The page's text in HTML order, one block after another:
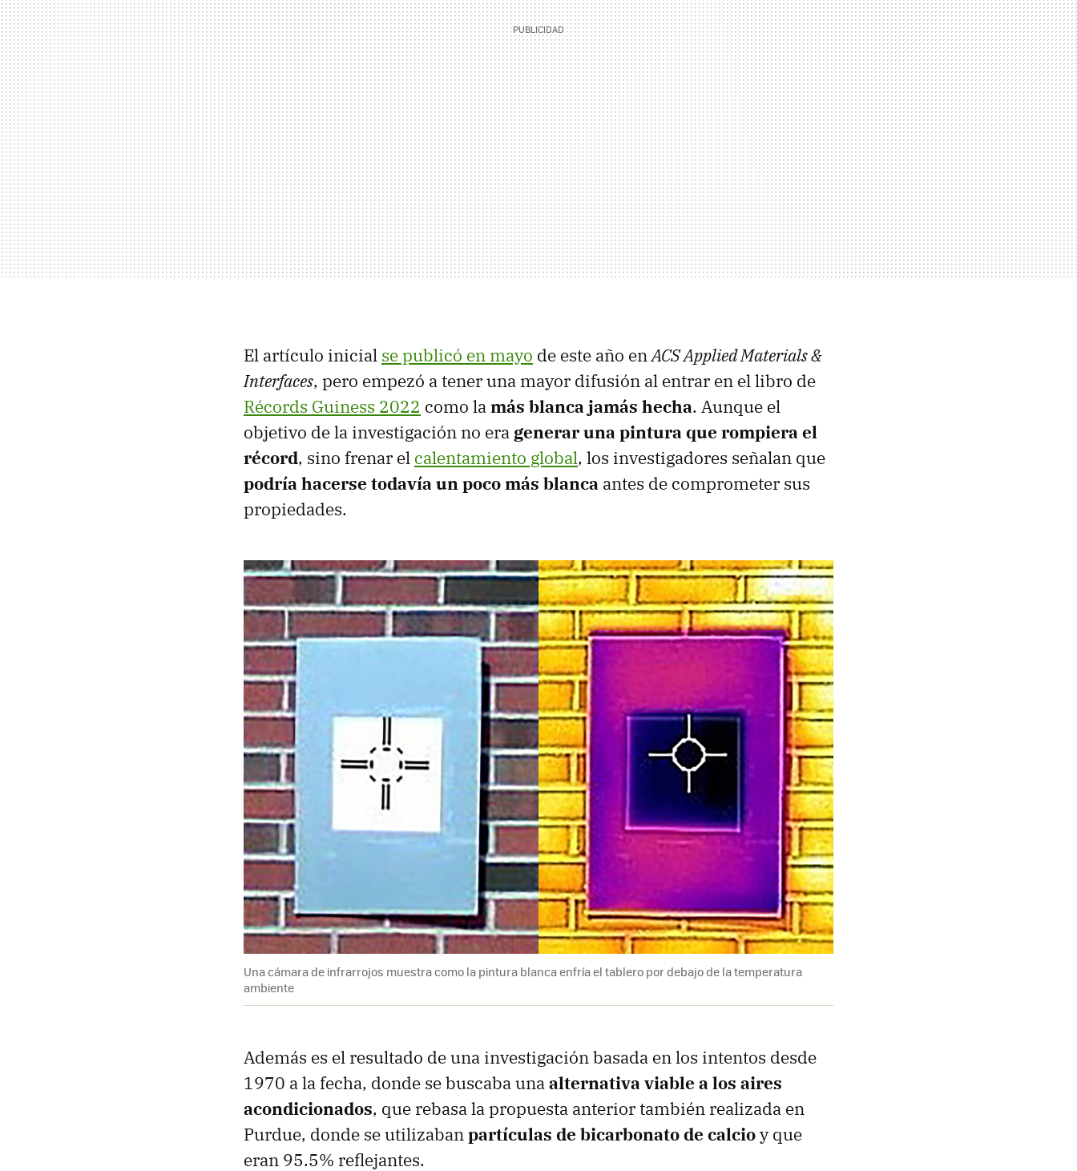
El artículo inicial se publicó en mayo de este año enACS Applied Materials &
Interfaces, pero empezó a tener una mayor difusión al entrar en el libro de
Récords Guiness 2022 como lamás blanca jamás hecha. Aunque el
objetivo de la investigación no era generar una pintura que rompiera el
récord, sino frenar el calentamiento global, los investigadores señalan que
podría hacerse todavía un poco más blanca antes de comprometer sus
propiedades.
Una cámara de infrarrojos muestra como la pintura blanca enfría el tablero por debajo de la temperatura
ambiente
Además es el resultado de una investigación basada en los intentos desde
1970 a la fecha, donde se buscaba unaalternativa viable a los aires
acondicionados, que rebasa la propuesta anterior también realizada en
Purdue, donde se utilizabanpartículas de bicarbonato de calcioy que
eran 95.5% reflejantes.